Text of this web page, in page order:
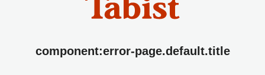
component:error-page.default.title